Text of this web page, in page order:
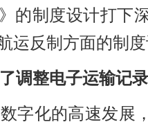
的制度设计打下
运反制方面的制
调整电子运输记
字化的高速发展